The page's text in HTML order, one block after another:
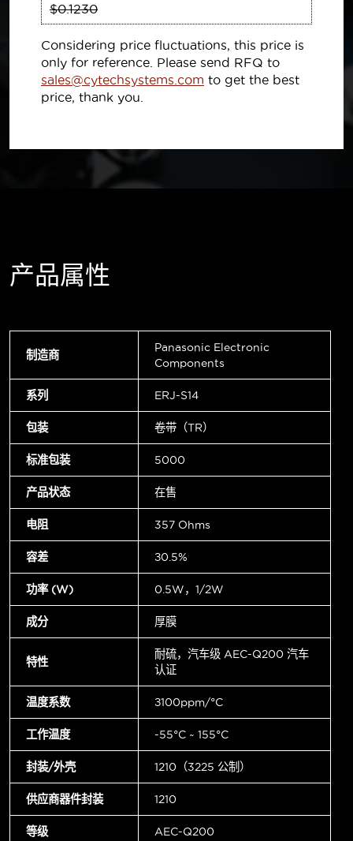
$0.1230
Considering price fluctuations, this price is
only for reference. Please send RFQ to
sales@cytechsystems.com to get the best
price, thank you.
产品属性
制造商
Panasonic Electronic
Components
系列 ERJ-S14
包装 卷带（TR）
标准包装 5000
产品状态 在售
电阻 357 Ohms
容差 ±0.5%
功率 (W) 0.5W，1/2W
成分 厚膜
特性
耐硫，汽车级 AEC-Q200 汽车
认证
温度系数 ±100ppm/°C
工作温度 -55°C ~ 155°C
封装/外壳 1210（3225 公制）
供应商器件封装 1210
等级 AEC-Q200